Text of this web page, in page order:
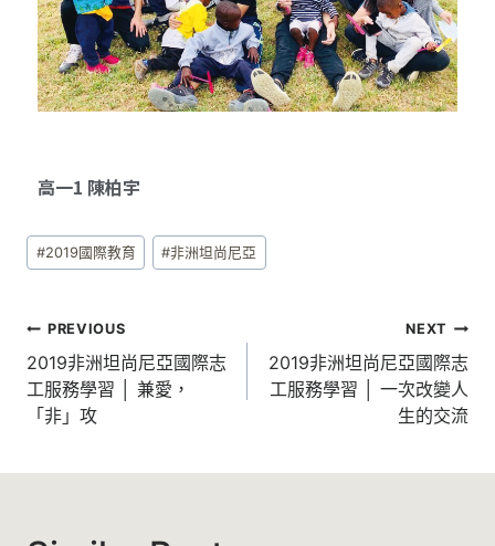
高一1 陳柏宇
#2019國際教育 #非洲坦尚尼亞
PREVIOUS
2019非洲坦尚尼亞國際志
工服務學習 │ 兼愛，
「非」攻
NEXT
2019非洲坦尚尼亞國際志
工服務學習 │ 一次改變人
生的交流